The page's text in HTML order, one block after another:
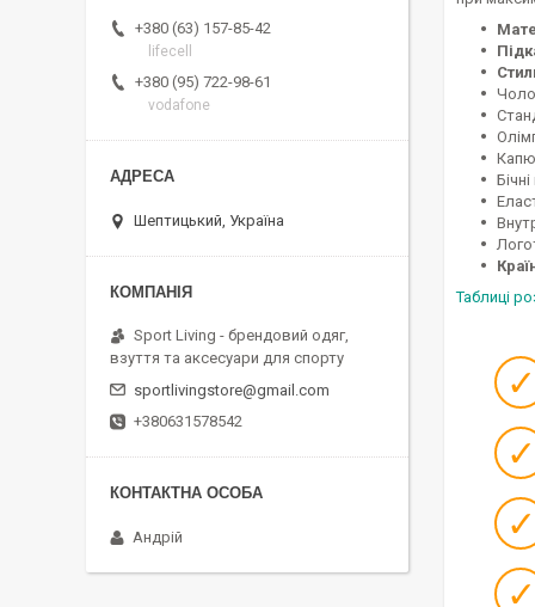
Таблиці
✓
✓
✓
✓
+380 (63) 157-85-42
lifecell
+380 (95) 722-98-61
vodafone
Шептицький, Україна
Sport Living - брендовий одяг,
взуття та аксесуари для спорту
sportlivingstore@gmail.com
+380631578542
Андрій